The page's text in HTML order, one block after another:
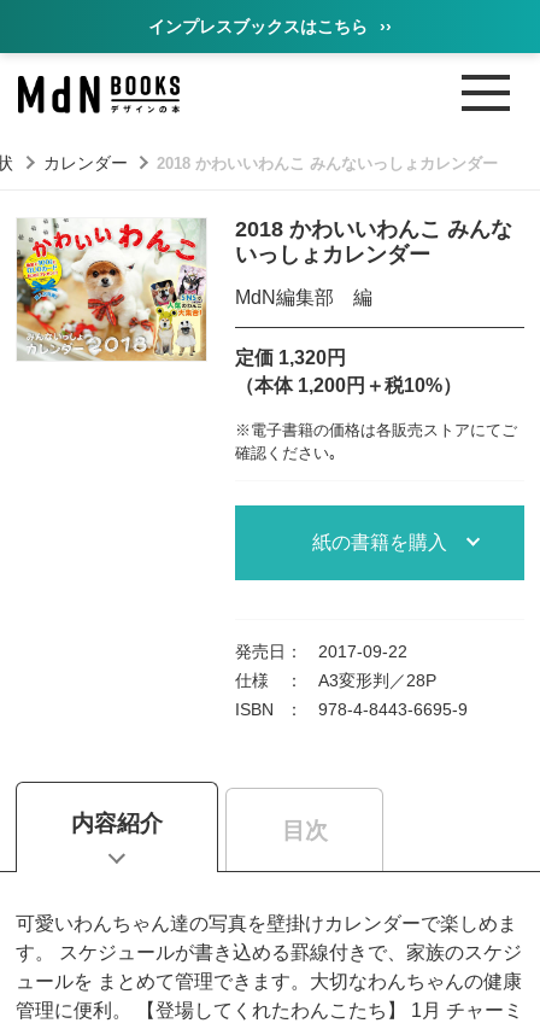
インプレスブックスはこちら ››
カレンダー 2018 かわいいわんこ みんないっしょカレンダー
2018 かわいいわんこ みんな
いっしょカレンダー
MdN編集部 編
定価 1,320円
（本体 1,200円＋税10%）
※電子書籍の価格は各販売ストアにてご
確認ください｡
紙の書籍を購入
発売日 ：
2017-09-22
仕様
：
A3変形判／28P
ISBN
： 978-4-8443-6695-9
内容紹介 目次
可愛いわんちゃん達の写真を壁掛けカレンダーで楽しめま
す。 スケジュールが書き込める罫線付きで、家族のスケジ
ュールを まとめて管理できます。大切なわんちゃんの健康
管理に便利。 【登場してくれたわんこたち】 1月 チャーミ